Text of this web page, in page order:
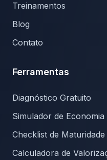
Treinamentos
Blog
Contato
Ferramentas
Diagnóstico Gratuito
Simulador de Economia
Checklist de Maturidade
Calculadora de